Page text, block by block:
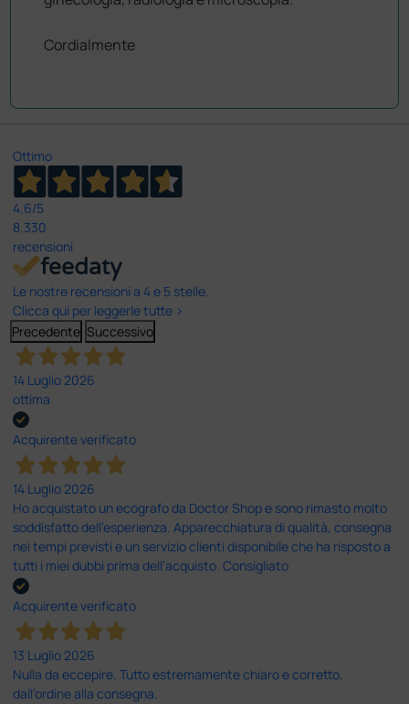
Cordialmente
Ottimo
4,6/5
8.330
recensioni
Le nostre recensioni a 4 e 5 stelle.
Clicca qui per leggerle tutte >
Precedente Successivo
14 Luglio 2026
ottima
Acquirente verificato
14 Luglio 2026
Ho acquistato un ecografo da Doctor Shop e sono rimasto molto
soddisfatto dell'esperienza. Apparecchiatura di qualità, consegna
nei tempi previsti e un servizio clienti disponibile che ha risposto a
tutti i miei dubbi prima dell'acquisto. Consigliato
Acquirente verificato
13 Luglio 2026
Nulla da eccepire. Tutto estremamente chiaro e corretto,
dall’ordine alla consegna.